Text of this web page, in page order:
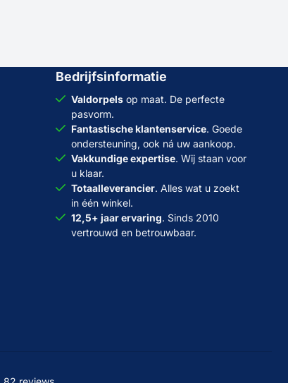
Bedrijfsinformatie
Valdorpels op maat. De perfecte
pasvorm.
Fantastische klantenservice. Goede
ondersteuning, ook ná uw aankoop.
Vakkundige expertise. Wij staan voor
u klaar.
Totaalleverancier. Alles wat u zoekt
in één winkel.
12,5+ jaar ervaring. Sinds 2010
vertrouwd en betrouwbaar.